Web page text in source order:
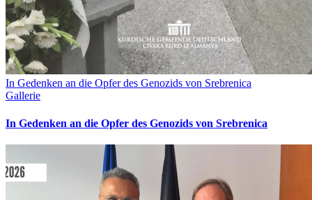
In Gedenken an die Opfer des Genozids von Srebrenica
Gallerie
In Gedenken an die Opfer des Genozids von Srebrenica